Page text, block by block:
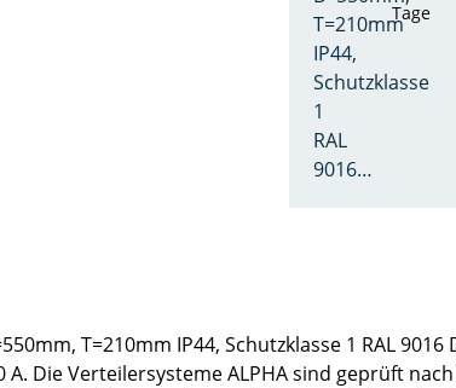
T=210mm
IP44,
Schutzklasse
1
RAL
9016…
Tage
T=210mm IP44, Schutzklasse 1 RAL
Die Verteilersysteme ALPHA sind geprüft